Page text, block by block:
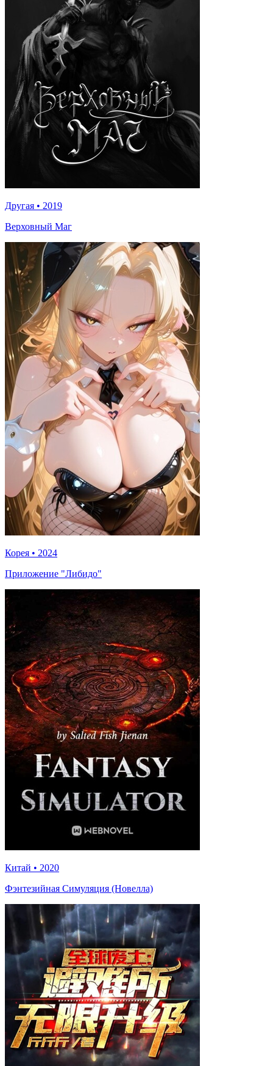
Другая • 2019
Верховный Маг
Корея • 2024
Приложение "Либидо"
Китай • 2020
Фэнтезийная Симуляция (Новелла)